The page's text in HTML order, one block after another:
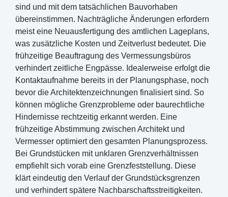
sind und mit dem tatsächlichen Bauvorhaben
übereinstimmen. Nachträgliche Änderungen erfordern
meist eine Neuausfertigung des amtlichen Lageplans,
was zusätzliche Kosten und Zeitverlust bedeutet. Die
frühzeitige Beauftragung des Vermessungsbüros
verhindert zeitliche Engpässe. Idealerweise erfolgt die
Kontaktaufnahme bereits in der Planungsphase, noch
bevor die Architektenzeichnungen finalisiert sind. So
können mögliche Grenzprobleme oder baurechtliche
Hindernisse rechtzeitig erkannt werden. Eine
frühzeitige Abstimmung zwischen Architekt und
Vermesser optimiert den gesamten Planungsprozess.
Bei Grundstücken mit unklaren Grenzverhältnissen
empfiehlt sich vorab eine Grenzfeststellung. Diese
klärt eindeutig den Verlauf der Grundstücksgrenzen
und verhindert spätere Nachbarschaftsstreitigkeiten.